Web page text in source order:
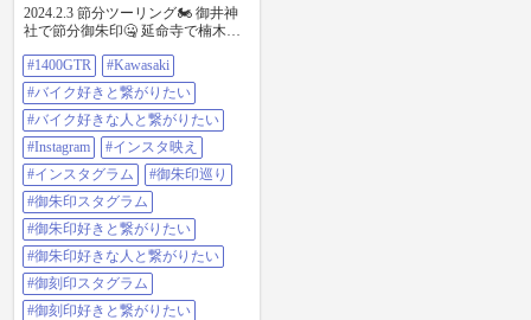
2024.2.3 節分ツーリング🏍⁡ ⁡御井神
社で節分御朱印🤐 延命寺で楠木御
#1400gtr #kawasaki #バイク好きと繋
がりたい ⁡#バイク好きな人と繋がり
たい #Instagram #インスタ映え #イ
ンスタグラム #御朱印巡り #御朱印
スタグラム #御朱印好きと繋がりた
い #御朱印好きな人と繋がりたい ⁡#
御刻印スタグラム #御刻印好きと繋
がりたい #御刻印好きな人と繋がり
たい #リライブ #Relive #御井神社 ⁡#
延命寺 #まもりくす #御刻印ベルト
ケース #疾風巡拝 #バイク寺 #バイ
ク神社 ⁡⁡⁡⁡⁡#琵琶湖県 ⁡#びわこライダー
https://www.instagram.com/p/C26Dbce
JiyA/?igsh=MTVjemdsYzc4a3hlYQ
#1400GTR
#Kawasaki
#バイク好きと繋がりたい
#バイク好きな人と繋がりたい
#Instagram
#インスタ映え
#インスタグラム
#御朱印巡り
#御朱印スタグラム⁡
#御朱印好きと繋がりたい
#御朱印好きな人と繋がりたい
#御刻印スタグラム
#御刻印好きと繋がりたい